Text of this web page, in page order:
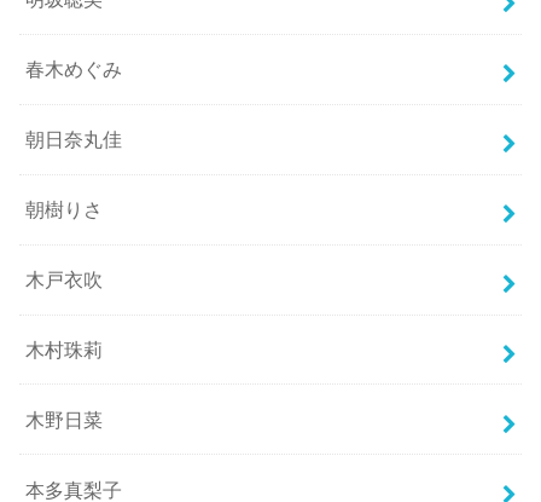
春木めぐみ
朝日奈丸佳
朝樹りさ
木戸衣吹
木村珠莉
木野日菜
本多真梨子